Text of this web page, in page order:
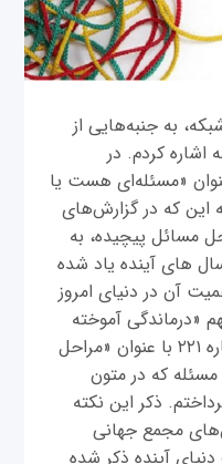
به جنبه‌هایی از
کردم. در
مجله، با عنوان «مسئله‌ای هست یا
این که در گزارش‌های
مسائل پیچیده، به
های آینده یاد شده
آن در دنیای امروز
«درماندگی آموخته
شده» داشته‌ام. در یادداشت شماره ۲۲۱ با عنوان «مراحل
که در متون
ذکر این نکته
مجمع جهانی
آینده ذکر شده